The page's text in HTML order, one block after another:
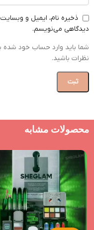
ذخیره نام، ایمیل و
دیدگاهی می‌نویسم.
شما باید وارد حساب خود شده
نظرات باشید.
محصولات مشابه